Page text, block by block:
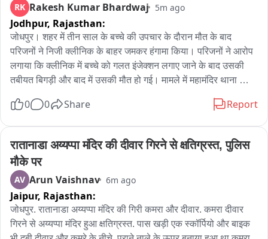
रामघाट से जारोठी कावड़ लेकर जा रहा संजय कुमार,
RK Rakesh Kumar Bhardwaj 5m ago
Jodhpur, Rajasthan:
जोधपुर। शहर में तीन साल के बच्चे की उपचार के दौरान मौत के बाद
परिजनों ने निजी क्लीनिक के बाहर जमकर हंगामा किया। परिजनों ने आरोप
लगाया कि क्लीनिक में बच्चे को गलत इंजेक्शन लगाए जाने के बाद उसकी
तबीयत बिगड़ी और बाद में उसकी मौत हो गई। मामले में महामंदिर थाना
जानकारी के अनुसार बावड़ी निवासी तीन वर्षीय जियांश पुत्र अनीश आचार्य
पहले मानजी का हत्था क्षेत्र स्थित राज धारीवाल क्लीनिक लेकर पहुंचे। यहां
उपचार के बाद भी बच्चे की हालत में सुधार नहीं हुआ। इसके बाद उसे उम्मेद
अस्पताल रेफर किया गया, जहां चिकित्सकों ने उसे मृत घोषित कर दिया।
बच्चे की मौत की सूचना मिलते ही परिजन वापस निजी क्लीनिक पहुंचे और
गलत इंजेक्शन लगाने का आरोप लगाते हुए हंगामा किया। सूचना पर महामंदिर
थाना पुलिस मौके पर पहुंची और समझाइश कर मामला शांत करवाया। पुलिस
ने शव को महात्मा गांधी अस्पताल की मोर्चरी में रखवाया है। पोस्टमार्टम की
0 0 Share Report
रातानाडा अय्यप्पा मंदिर की दीवार गिरने से क्षतिग्रस्त, पुलिस
मौके पर
AV Arun Vaishnav 6m ago
Jaipur, Rajasthan:
जोधपुर. रातानाडा अय्यप्पा मंदिर की गिरी कमरा और दीवार. कमरा दीवार
गिरने से अय्यप्पा मंदिर हुआ क्षतिग्रस्त. पास खड़ी एक स्कॉर्पियो और बाइक